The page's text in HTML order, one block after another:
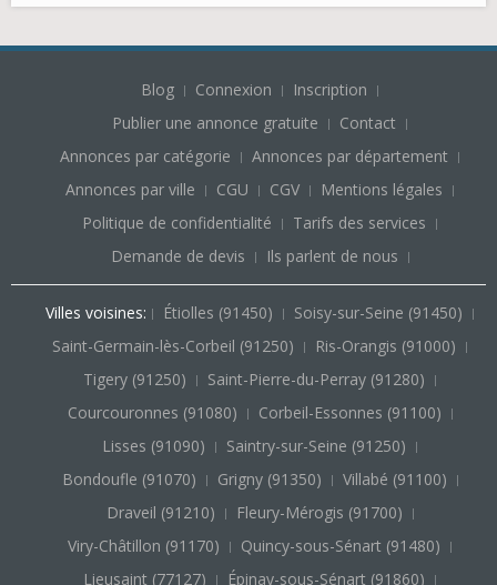
Blog Connexion
Inscription
Publier une annonce gratuite
Contact
Annonces par catégorie
Annonces par département
Annonces par ville
CGU CGV
Mentions légales
Politique de confidentialité
Tarifs des services
Demande de devis
Ils parlent de nous
Villes voisines: Étiolles (91450)
Soisy-sur-Seine (91450)
Saint-Germain-lès-Corbeil (91250)
Ris-Orangis (91000)
Tigery (91250)
Saint-Pierre-du-Perray (91280)
Courcouronnes (91080)
Corbeil-Essonnes (91100)
Lisses (91090)
Saintry-sur-Seine (91250)
Bondoufle (91070)
Grigny (91350)
Villabé (91100)
Draveil (91210)
Fleury-Mérogis (91700)
Viry-Châtillon (91170)
Quincy-sous-Sénart (91480)
Lieusaint (77127)
Épinay-sous-Sénart (91860)